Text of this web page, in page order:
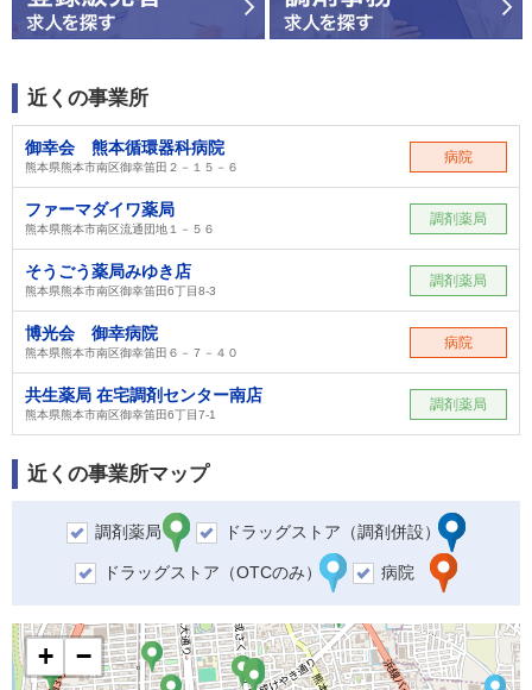
近くの事業所
御幸会 熊本循環器科病院
熊本県熊本市南区御幸笛田２－１５－６
病院
ファーマダイワ薬局
熊本県熊本市南区流通団地１－５６
調剤薬局
そうごう薬局みゆき店
熊本県熊本市南区御幸笛田6丁目8-3
調剤薬局
博光会 御幸病院
熊本県熊本市南区御幸笛田６－７－４０
病院
共生薬局 在宅調剤センター南店
熊本県熊本市南区御幸笛田6丁目7-1
調剤薬局
近くの事業所マップ
調剤薬局 ドラッグストア（調剤併設）
ドラッグストア（OTCのみ） 病院
+ −